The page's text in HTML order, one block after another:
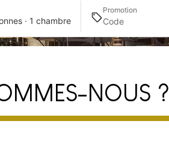
· 1 chambre
Promotion
NOUS ?